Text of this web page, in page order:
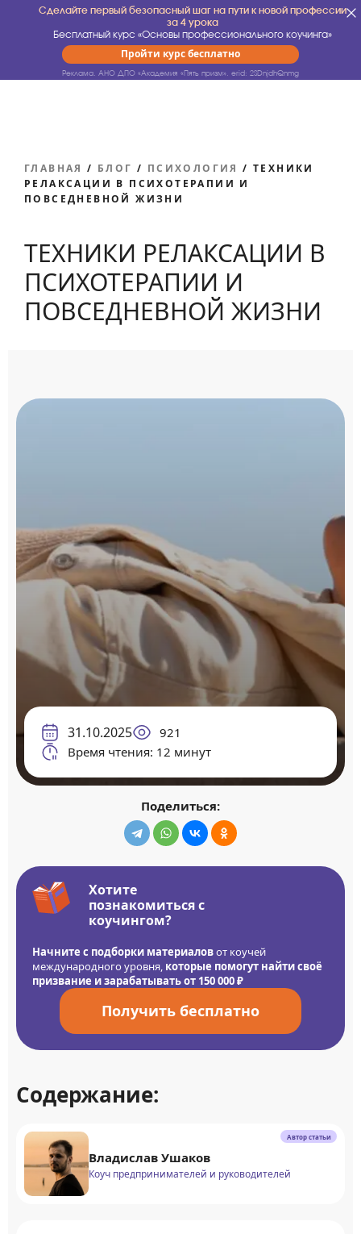
Сделайте первый безопасный шаг на пути к новой профессии
за 4 урока
Бесплатный курс «Основы профессионального коучинга»
Пройти курс бесплатно
Реклама. АНО ДПО «Академия «Пять призм». erid: 2SDnjdhQnmg
ГЛАВНАЯ / БЛОГ / ПСИХОЛОГИЯ / ТЕХНИКИ
РЕЛАКСАЦИИ В ПСИХОТЕРАПИИ И
ПОВСЕДНЕВНОЙ ЖИЗНИ
ТЕХНИКИ РЕЛАКСАЦИИ В
ПСИХОТЕРАПИИ И
ПОВСЕДНЕВНОЙ ЖИЗНИ
31.10.2025
921
Время чтения: 12 минут
Поделиться:
Хотите
познакомиться с
коучингом?
Начните с подборки материаловот коучей
международного уровня, которые помогут найти своё
призвание и зарабатывать от 150 000 ₽
Получить бесплатно
Содержание:
Автор статьи
Владислав Ушаков
Коуч предпринимателей и руководителей